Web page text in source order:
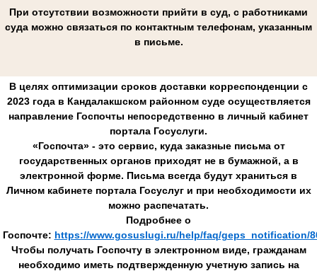
При отсутствии возможности прийти в суд, с работниками
суда можно связаться по контактным телефонам, указанным
в письме.
В целях оптимизации сроков доставки корреспонденции с
2023 года в Кандалакшском районном суде осуществляется
направление Госпочты непосредственно в личный кабинет
портала Госуслуги.
«Госпочта» - это сервис, куда заказные письма от
государственных органов приходят не в бумажной, а в
электронной форме. Письма всегда будут храниться в
Личном кабинете портала Госуслуг и при необходимости их
можно распечатать.
Подробнее о
Госпочте: https://www.gosuslugi.ru/help/faq/geps_notification/
Чтобы получать Госпочту в электронном виде, гражданам
необходимо иметь подтвержденную учетную запись на